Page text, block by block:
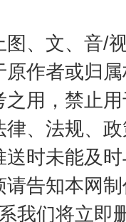
图、文、音/
作者或归
用，禁止
、法规、
时未能及
告知本网
我们将立即